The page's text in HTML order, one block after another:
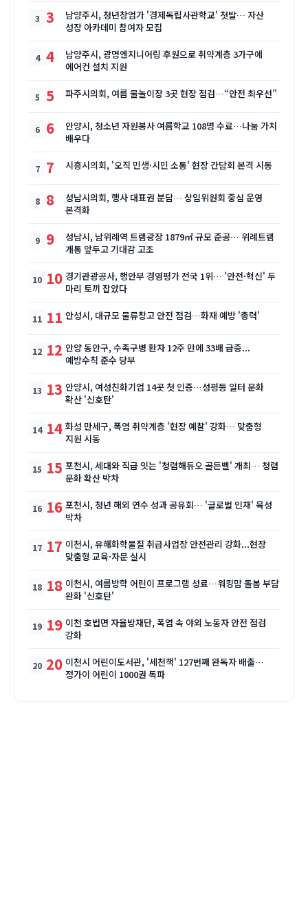
3
남양주시, 청년창업가 '경제독립사관학교' 첫발… 자산
성장 아카데미 참여자 모집
4
남양주시, 광명엔지니어링 후원으로 취약계층 3가구에
에어컨 설치 지원
5 파주시의회, 여름 물놀이장 3곳 현장 점검…“안전 최우선”
6
안양시, 청소년 자원봉사 여름학교 108명 수료…나눔 가치
배우다
7 시흥시의회, '오직 민생·시민 소통' 현장 간담회 본격 시동
8
성남시의회, 행사 대표권 분담… 상임위원회 중심 운영
본격화
9
성남시, 남위례역 트램광장 1879㎡ 규모 준공… 위례트램
개통 앞두고 기대감 고조
10 경기관광공사, 행안부 경영평가 전국 1위… '안전·혁신' 두
마리 토끼 잡았다
11 안성시, 대규모 물류창고 안전 점검…화재 예방 '총력'
12 안양 동안구, 수족구병 환자 12주 만에 33배 급증...
예방수칙 준수 당부
13 안양시, 여성친화기업 14곳 첫 인증…성평등 일터 문화
확산 '신호탄'
14 화성 만세구, 폭염 취약계층 '현장 예찰' 강화… 맞춤형
지원 시동
15 포천시, 세대와 직급 잇는 '청렴해듀오 골든벨' 개최… 청렴
문화 확산 박차
16 포천시, 청년 해외 연수 성과 공유회… '글로벌 인재' 육성
박차
17 이천시, 유해화학물질 취급사업장 안전관리 강화...현장
맞춤형 교육·자문 실시
18 이천시, 여름방학 어린이 프로그램 성료…워킹맘 돌봄 부담
완화 '신호탄'
19 이천 호법면 자율방재단, 폭염 속 야외 노동자 안전 점검
강화
20 이천시 어린이도서관, '세천책' 127번째 완독자 배출…
정가이 어린이 1000권 독파